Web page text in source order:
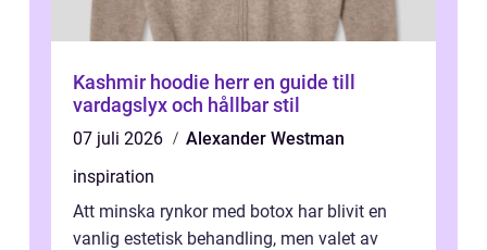
Kashmir hoodie herr en guide till
vardagslyx och hållbar stil
07 juli 2026
Alexander Westman
inspiration
Att minska rynkor med botox har blivit en
vanlig estetisk behandling, men valet av